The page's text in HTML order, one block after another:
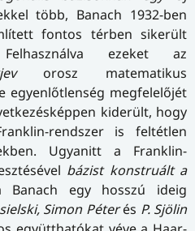
több, Banach 1932-ben
fontos térben sikerült
ezeket az
orosz matematikus
egyenlőtlenség megfelelőjét
kiderült, hogy
rendszer is feltétlen
Ugyanitt a Franklin-
bázist konstruált a
Banach egy hosszú ideig
Simon Péterés P. Sjölin